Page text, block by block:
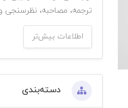
ترجمه، مصاحبه،
اطلاعات بیش‌تر
دسته‌بندی